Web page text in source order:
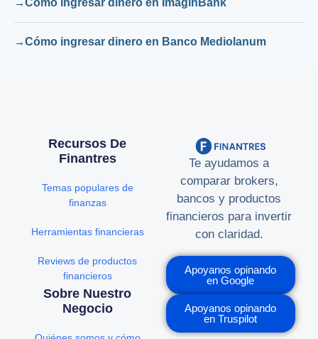
Cómo ingresar dinero en ImaginBank
Cómo ingresar dinero en Banco Mediolanum
Te ayudamos a
comparar brokers,
bancos y productos
financieros para invertir
con claridad.
Apoyanos opinando
en Google
Apoyanos opinando
en Truspilot
Recursos De
Finantres
Temas populares de
finanzas
Herramientas financieras
Reviews de productos
financieros
Sobre Nuestro
Negocio